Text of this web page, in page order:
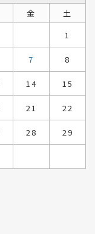
金
土
1
7 8
14 15
21 22
28 29